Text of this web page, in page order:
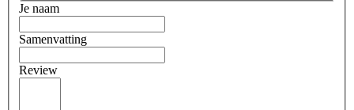
Je naam
Samenvatting
Review